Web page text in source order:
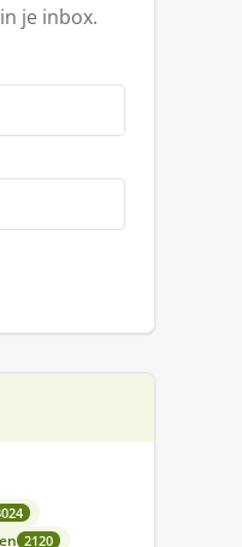
je inbox.
2120